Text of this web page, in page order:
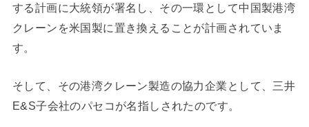
する計画に大統領が署名し、その一環として中国製港湾
クレーンを米国製に置き換えることが計画されていま
す。
そして、その港湾クレーン製造の協力企業として、三井
E&S子会社のパセコが名指しされたのです。